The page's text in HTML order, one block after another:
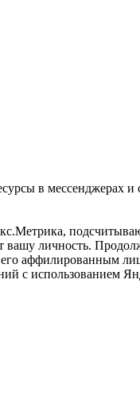
в мессенджерах и
личность.
аффилированным
с использованием